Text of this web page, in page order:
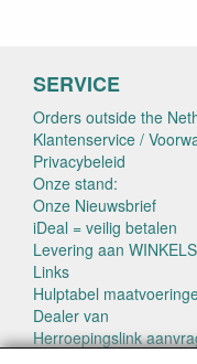
SERVICE
Orders outside the
Klantenservice /
Privacybeleid
Onze stand:
Onze Nieuwsbrief
iDeal = veilig betalen
Levering aan
Links
Hulptabel
Dealer van
Herroepingslink